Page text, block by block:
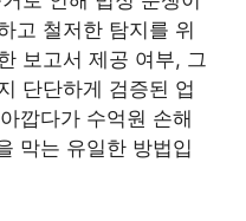
고 철저한 탐지를 위
보고서 제공 여부, 그
단단하게 검증된 업
깝다가 수억원 손해
막는 유일한 방법입